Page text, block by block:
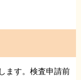
ます。検査申請前